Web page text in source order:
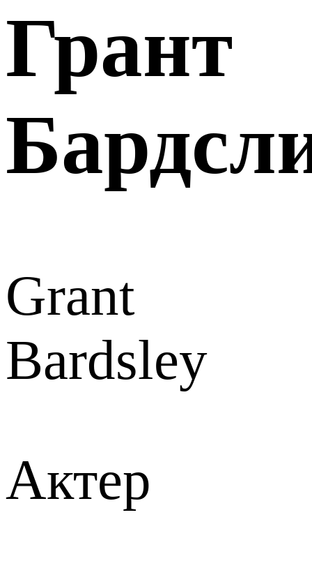
Грант
Grant
Bardsley
Актер